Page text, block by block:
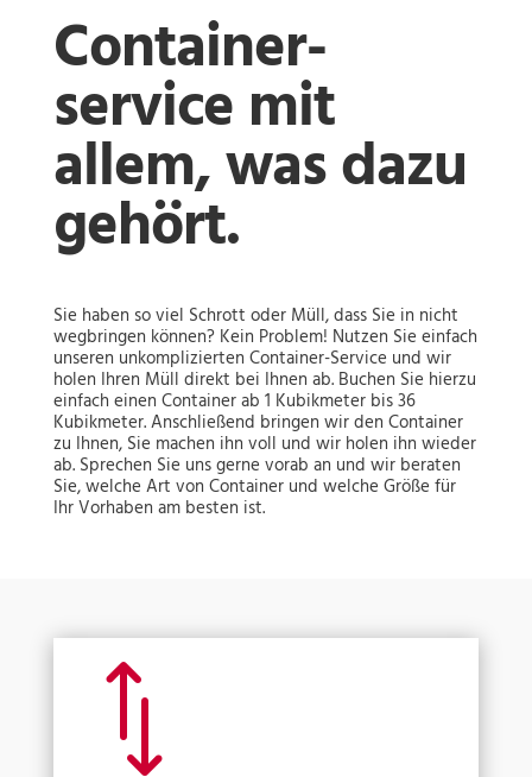
Container-
service mit
allem, was dazu
gehört.
Sie haben so viel Schrott oder Müll, dass Sie in nicht
wegbringen können? Kein Problem! Nutzen Sie einfach
unseren unkomplizierten Container-Service und wir
holen Ihren Müll direkt bei Ihnen ab. Buchen Sie hierzu
einfach einen Container ab 1 Kubikmeter bis 36
Kubikmeter. Anschließend bringen wir den Container
zu Ihnen, Sie machen ihn voll und wir holen ihn wieder
ab. Sprechen Sie uns gerne vorab an und wir beraten
Sie, welche Art von Container und welche Größe für
Ihr Vorhaben am besten ist.
*